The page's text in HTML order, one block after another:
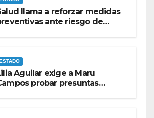
llama a reforzar medidas
ante riesgo de
ESTADO
Aguilar exige a Maru
probar presuntas